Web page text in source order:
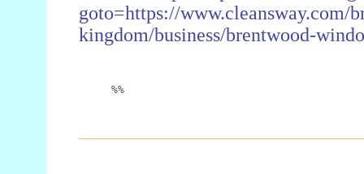
goto=https://www.cleansway.com/
kingdom/business/brentwood-
%%